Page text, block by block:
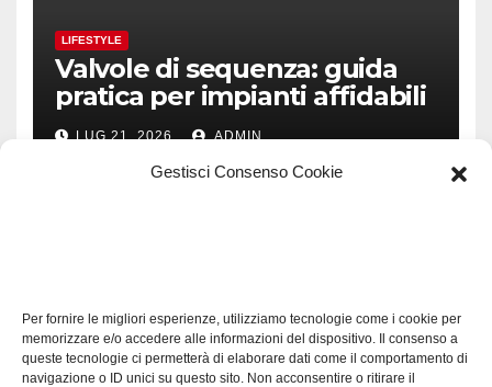
Gestisci Consenso Cookie
Per fornire le migliori esperienze, utilizziamo tecnologie come i cookie per
memorizzare e/o accedere alle informazioni del dispositivo. Il consenso a
queste tecnologie ci permetterà di elaborare dati come il comportamento di
navigazione o ID unici su questo sito. Non acconsentire o ritirare il
LIFESTYLE
Valvole di sequenza: guida
pratica per impianti affidabili
LUG 21, 2026 ADMIN
Software manutenzioni:
guida pratica alla scelta
efficace
LUG 17, 2026 ADMIN